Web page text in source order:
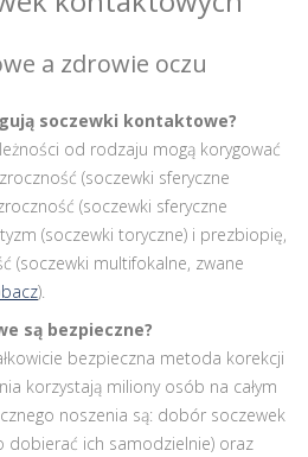
a zdrowie oczu
soczewki kontaktowe?
od rodzaju mogą korygować
(soczewki sferyczne
(soczewki sferyczne
(soczewki toryczne) i prezbiopię,
(soczewki multifokalne, zwane
).
są bezpieczne?
bezpieczna metoda korekcji
korzystają miliony osób na całym
noszenia są: dobór soczewek
dobierać ich samodzielnie) oraz